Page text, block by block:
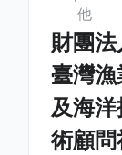
他
財團法
臺灣漁
及海洋
術顧問